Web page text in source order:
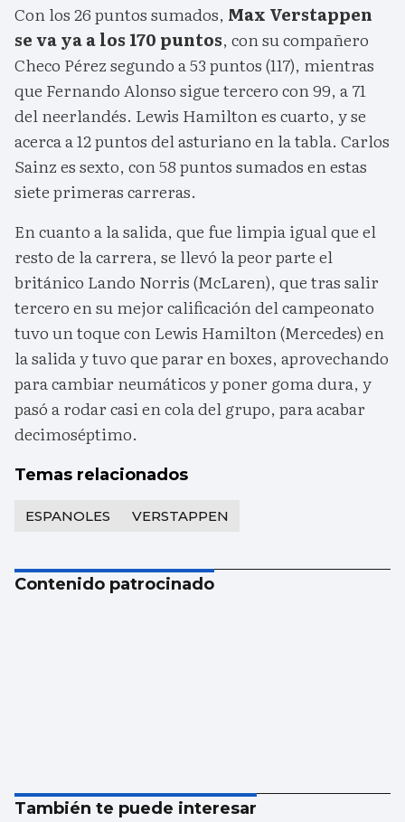
Con los 26 puntos sumados, Max Verstappen
se va ya a los 170 puntos, con su compañero
Checo Pérez segundo a 53 puntos (117), mientras
que Fernando Alonso sigue tercero con 99, a 71
del neerlandés. Lewis Hamilton es cuarto, y se
acerca a 12 puntos del asturiano en la tabla. Carlos
Sainz es sexto, con 58 puntos sumados en estas
siete primeras carreras.
En cuanto a la salida, que fue limpia igual que el
resto de la carrera, se llevó la peor parte el
británico Lando Norris (McLaren), que tras salir
tercero en su mejor calificación del campeonato
tuvo un toque con Lewis Hamilton (Mercedes) en
la salida y tuvo que parar en boxes, aprovechando
para cambiar neumáticos y poner goma dura, y
pasó a rodar casi en cola del grupo, para acabar
decimoséptimo.
Temas relacionados
ESPANOLES VERSTAPPEN
Contenido patrocinado
También te puede interesar